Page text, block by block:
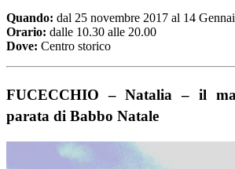
Quando: dal 25 novembre 2017 al 14
Orario: dalle 10.30 alle 20.00
Dove: Centro storico
FUCECCHIO – Natalia – il
parata di Babbo Natale